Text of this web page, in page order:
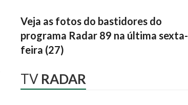
Veja as fotos do bastidores do
programa Radar 89 na última sexta-
feira (27)
TV RADAR